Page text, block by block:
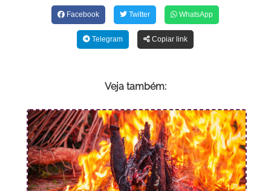
Facebook Twitter WhatsApp
Telegram Copiar link
Veja também: